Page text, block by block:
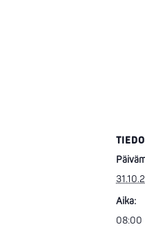
Aika:
08:00